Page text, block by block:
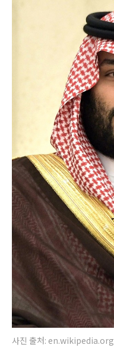
사진 출처: en.wikipedia.org